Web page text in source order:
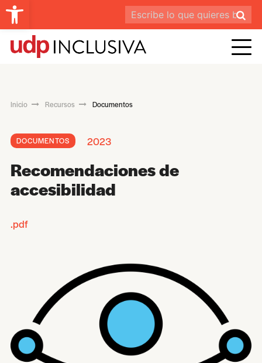
Inicio Recursos Documentos
DOCUMENTOS 2023
Recomendaciones de
accesibilidad
.pdf